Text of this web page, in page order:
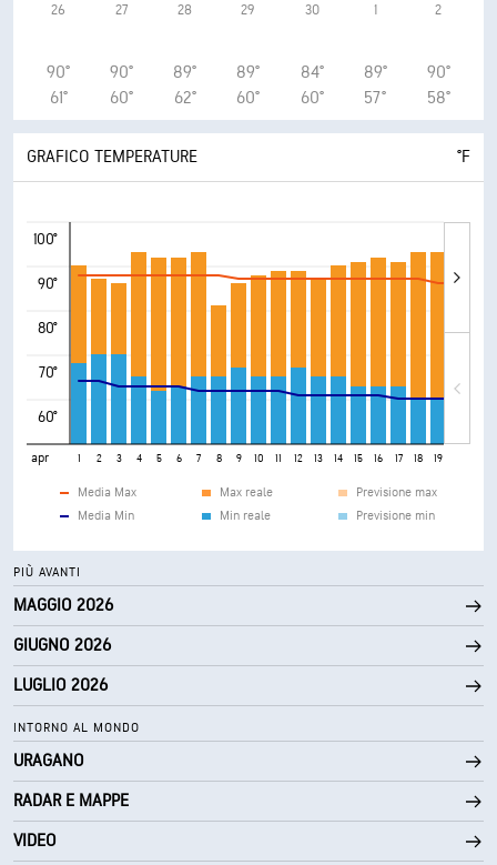
26
90°
61°
27
90°
60°
28
89°
62°
29
89°
60°
30
84°
60°
1
89°
57°
2
90°
58°
GRAFICO TEMPERATURE °F
100°
90°
80°
70°
60°
apr 1 2 3 4 5 6 7 8 9 10 11 12 13 14 15 16 17 18 19
Media Max
Media Min
Max reale
Min reale
Previsione max
Previsione min
PIÙ AVANTI
MAGGIO 2026
GIUGNO 2026
LUGLIO 2026
INTORNO AL MONDO
URAGANO
RADAR E MAPPE
VIDEO